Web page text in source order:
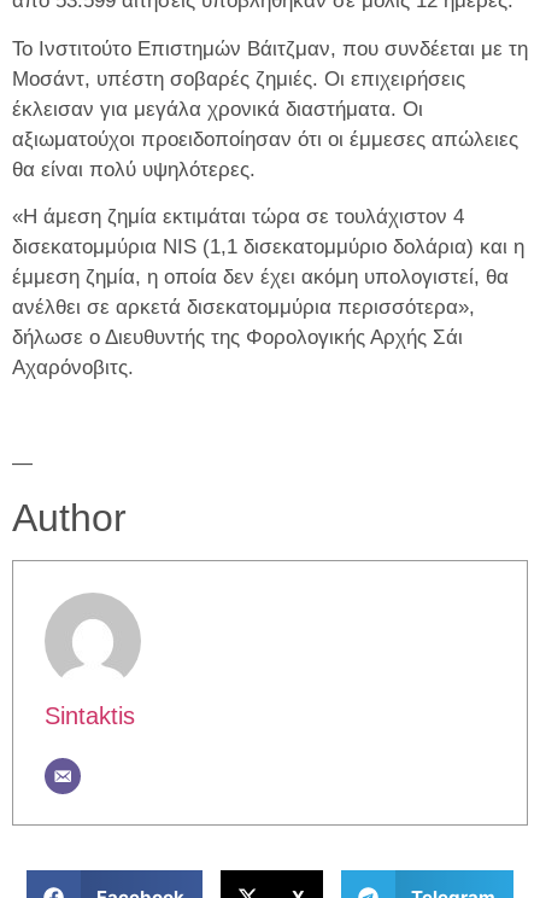
Το Ινστιτούτο Επιστημών Βάιτζμαν, που συνδέεται με τη
Μοσάντ, υπέστη σοβαρές ζημιές. Οι επιχειρήσεις
έκλεισαν για μεγάλα χρονικά διαστήματα. Οι
αξιωματούχοι προειδοποίησαν ότι οι έμμεσες απώλειες
θα είναι πολύ υψηλότερες.
«Η άμεση ζημία εκτιμάται τώρα σε τουλάχιστον 4
δισεκατομμύρια NIS (1,1 δισεκατομμύριο δολάρια) και η
έμμεση ζημία, η οποία δεν έχει ακόμη υπολογιστεί, θα
ανέλθει σε αρκετά δισεκατομμύρια περισσότερα»,
δήλωσε ο Διευθυντής της Φορολογικής Αρχής Σάι
Αχαρόνοβιτς.
—
Author
Sintaktis